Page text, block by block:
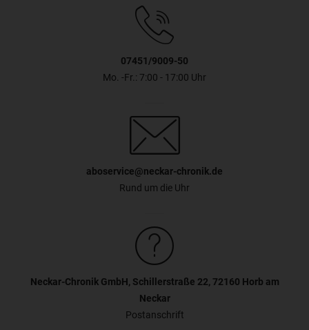
07451/9009-50
Mo. -Fr.: 7:00 - 17:00 Uhr
aboservice@neckar-chronik.de
Rund um die Uhr
Neckar-Chronik GmbH, Schillerstraße 22, 72160 Horb am
Neckar
Postanschrift